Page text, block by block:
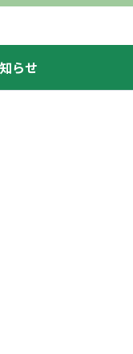
機関紙「つぼみ」
らせ